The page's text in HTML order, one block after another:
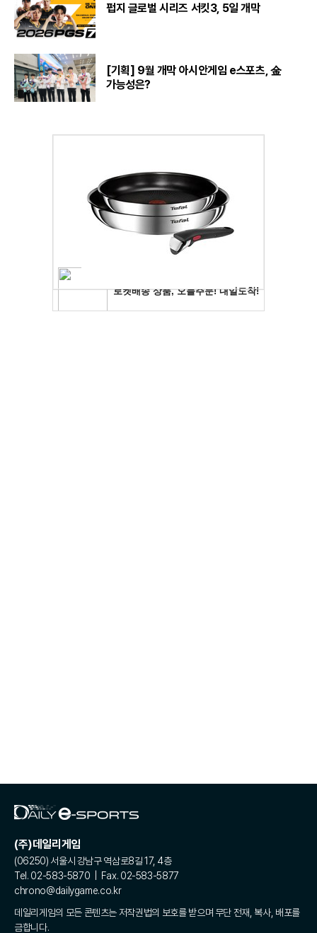
펍지 글로벌 시리즈 서킷3, 5일 개막
[기획] 9월 개막 아시안게임 e스포츠, 金
가능성은?
(주)데일리게임
(06250) 서울시 강남구 역삼로8길 17, 4층
Tel. 02-583-5870 | Fax. 02-583-5877
chrono@dailygame.co.kr
데일리게임의 모든 콘텐츠는 저작권법의 보호를 받으며 무단 전재, 복사, 배포를
금합니다.